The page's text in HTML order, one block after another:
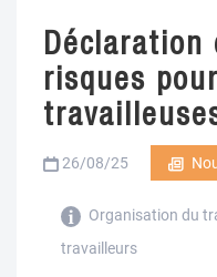
Déclaration
risques
26/08/25
Organisation du
travailleurs